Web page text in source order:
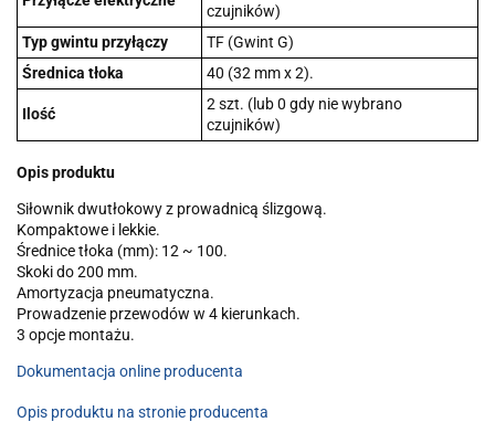
czujników)
Typ gwintu przyłączy
TF (Gwint G)
Średnica tłoka
40 (32 mm x 2).
Ilość
2 szt. (lub 0 gdy nie wybrano
czujników)
Opis produktu
Siłownik dwutłokowy z prowadnicą ślizgową.
Kompaktowe i lekkie.
Średnice tłoka (mm): 12 ~ 100.
Skoki do 200 mm.
Amortyzacja pneumatyczna.
Prowadzenie przewodów w 4 kierunkach.
3 opcje montażu.
Dokumentacja online producenta
Opis produktu na stronie producenta